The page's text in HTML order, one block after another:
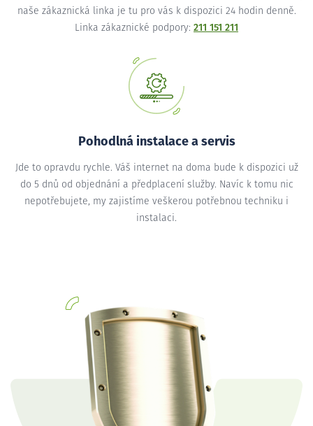
naše zákaznická linka je tu pro vás k dispozici 24 hodin denně.
Linka zákaznické podpory: 211 151 211
Pohodlná instalace a servis
Jde to opravdu rychle. Váš internet na doma bude k dispozici už
do 5 dnů od objednání a předplacení služby. Navíc k tomu nic
nepotřebujete, my zajistíme veškerou potřebnou techniku i
instalaci.